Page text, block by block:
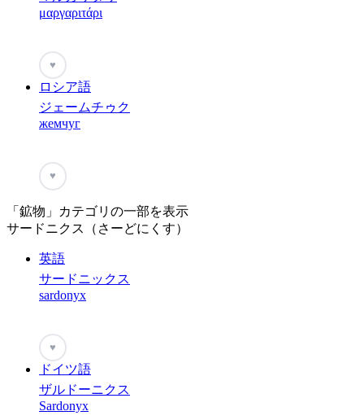
μαργαριτάρι
♥
ロシア語
ジェームチゥク
жемчуг
♥
「鉱物」カテゴリの一部を表示
サードニクス（さーどにくす）
英語
サードニックス
sardonyx
♥
ドイツ語
ザルドーニクス
Sardonyx